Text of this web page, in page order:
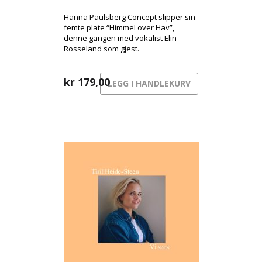
Hanna Paulsberg Concept slipper sin
femte plate “Himmel over Hav”,
denne gangen med vokalist Elin
Rosseland som gjest.
kr 179,00LEGG I HANDLEKURV